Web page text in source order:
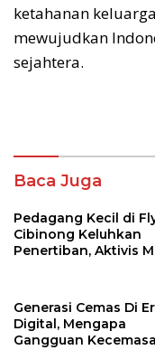
ketahanan
mewujudkan
sejahtera.
Baca Juga
Pedagang Kecil di
Cibinong Keluhkan
Penertiban, Aktivis
Generasi Cemas Di
Digital, Mengapa
Gangguan